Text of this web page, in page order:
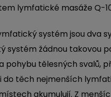
lymfatické masáže Q-
systém jsou dva
systém žádnou takovou
pohybu tělesných svalů,
těch nejmenších
akumulují. Z